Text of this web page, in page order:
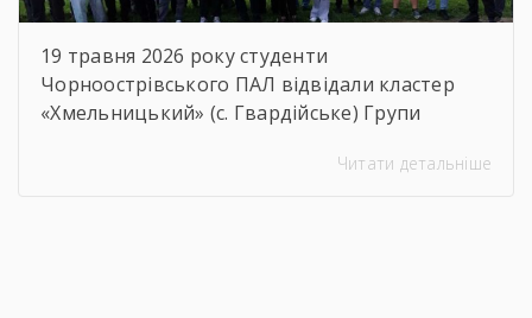
19 травня 2026 року студенти
Чорноострівського ПАЛ відвідали кластер
«Хмельницький» (с. Гвардійське) Групи
навчаються за спеціальностями слюсар з
Читати детальніше